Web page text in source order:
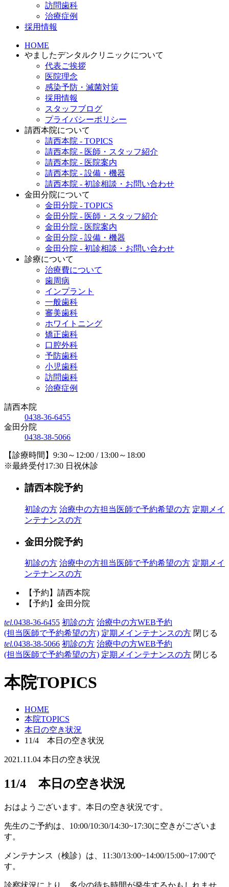
訪問歯科
治療症例
採用情報
HOME
やましたデンタルクリニックについて
代表ご挨拶
医院理念
感染予防・滅菌対策
採用情報
スタッフブログ
プライバシーポリシー
請西本院について
請西本院 - TOPICS
請西本院 - 医師・スタッフ紹介
請西本院 - 医院案内
請西本院 - 設備・機器
請西本院 - 初診相談・お問い合わせ
金田分院について
金田分院 - TOPICS
金田分院 - 医師・スタッフ紹介
金田分院 - 医院案内
金田分院 - 設備・機器
金田分院 - 初診相談・お問い合わせ
診療について
治療費について
歯周病
インプラント
一般歯科
審美歯科
ホワイトニング
矯正歯科
口腔外科
予防歯科
小児歯科
訪問歯科
治療症例
請西本院
0438-36-6455
金田分院
0438-38-5066
【診療時間】9:30～12:00 / 13:00～18:00
※最終受付17:30 日祝休診
請西本院予約
初診の方 治療中の方担当医師で予約希望の方 定期メイ
ンテナンスの方
金田分院予約
初診の方 治療中の方担当医師で予約希望の方 定期メイ
ンテナンスの方
【予約】請西本院
【予約】金田分院
tel.0438-36-6455 初診の方 治療中の方WEB予約
(担当医師で予約希望の方) 定期メインテナンスの方 閉じる
tel.0438-38-5066 初診の方 治療中の方WEB予約
(担当医師で予約希望の方) 定期メインテナンスの方 閉じる
本院TOPICS
HOME
本院TOPICS
本日の空き状況
11/4 本日の空き状況
2021.11.04 本日の空き状況
11/4 本日の空き状況
おはようございます。本日の空き状況です。
先生のご予約は、10:00/10:30/14:30~17:30に空きがございま
す。
メンテナンス（検診）は、11:30/13:00~14:00/15:00~17:00で
す。
診察状況により、多少の待ち時間が発生するかもしれませ